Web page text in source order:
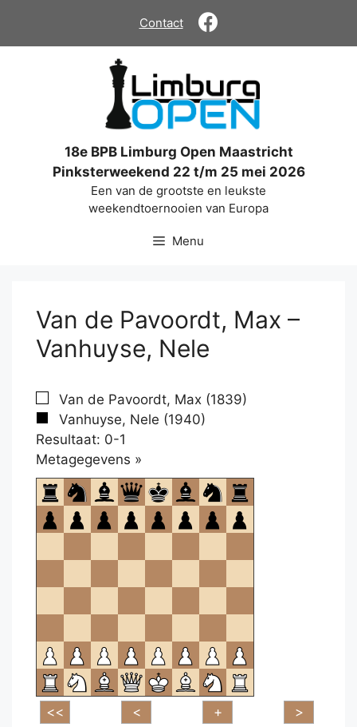
de
Contact
18e BPB Limburg Open Maastricht
Pinksterweekend 22 t/m 25 mei 2026
Een van de grootste en leukste
weekendtoernooien van Europa
Menu
Van de Pavoordt, Max –
Vanhuyse, Nele
Van de Pavoordt, Max (1839)
Vanhuyse, Nele (1940)
Resultaat: 0-1
Metagegevens »
om
te
openen.